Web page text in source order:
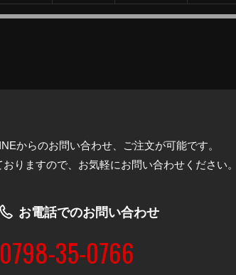
からのお問い合わせ、ご注文が可能です。
りますので、お気軽にお問い合わせください。
お電話でのお問い合わせ
0798-35-0766